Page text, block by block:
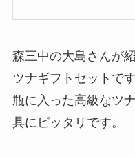
森三中の大島さんが
ツナギフトセットです
瓶に入った高級なツ
具にピッタリです。